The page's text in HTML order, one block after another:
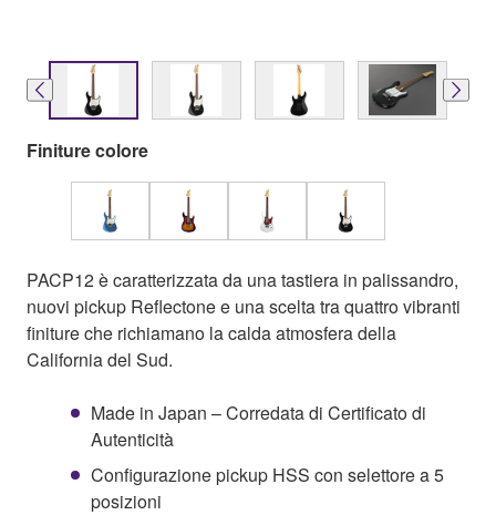
Finiture colore
PACP12 è caratterizzata da una tastiera in palissandro,
nuovi pickup Reflectone e una scelta tra quattro vibranti
finiture che richiamano la calda atmosfera della
California del Sud.
Made in Japan – Corredata di Certificato di
Autenticità
Configurazione pickup HSS con selettore a 5
posizioni